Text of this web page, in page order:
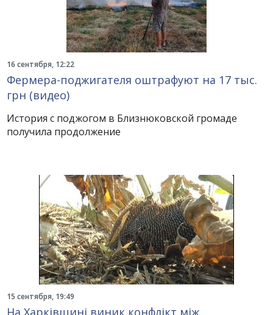
16 сентября, 12:22
Фермера-поджигателя оштрафуют на 17 тыс.
грн (видео)
История с поджогом в Близнюковской громаде
получила продолжение
15 сентября, 19:49
На Харківщині виник конфлікт між